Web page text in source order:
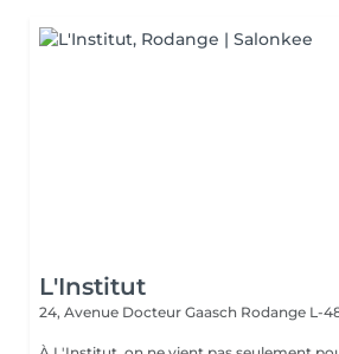
L'Institut
24, Avenue Docteur Gaasch Rodange L-